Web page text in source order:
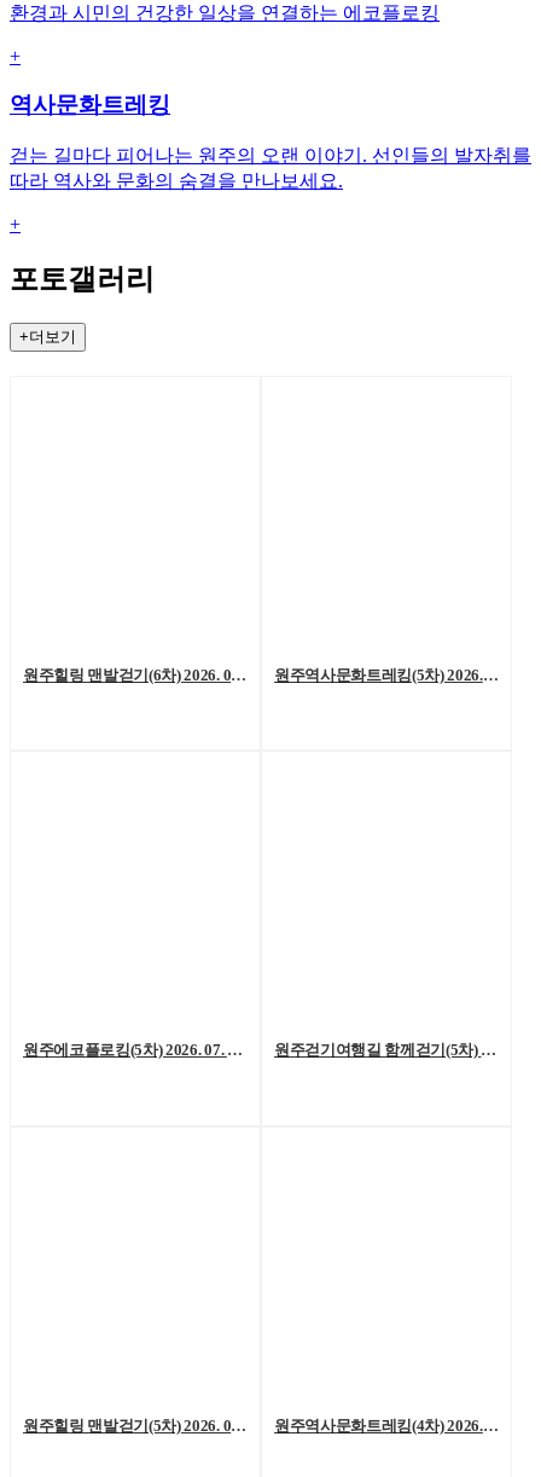
환경과 시민의 건강한 일상을 연결하는 에코플로킹
+
역사문화트레킹
걷는 길마다 피어나는 원주의 오랜 이야기. 선인들의 발자취를
따라 역사와 문화의 숨결을 만나보세요.
+
포토갤러리
+더보기
원주힐링 맨발걷기(6차) 2026. 08. 01. (토) 원주역사문화트레킹(5차) 2026. 07. 25.(토)
원주에코플로킹(5차) 2026. 07. 18. (토) 원주걷기여행길 함께걷기(5차) 2026. 7. 11.(토)
원주힐링 맨발걷기(5차) 2026. 07. 04. (토) 원주역사문화트레킹(4차) 2026. 06. 27.(토)